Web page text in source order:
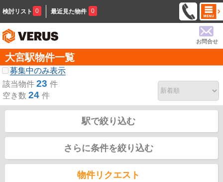
検討リスト 0 最近見た物件 0
お問合せ
大宮駅物件一覧
募集中のみ表示
該当物件 23 件
空き数 24 件
駅で絞り込む
さらに条件を絞り込む
物件リクエスト